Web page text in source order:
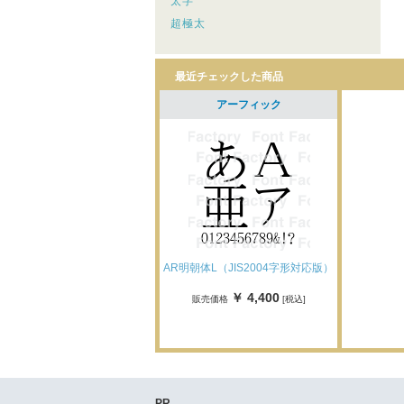
超極太
最近チェックした商品
アーフィック
AR明朝体L（JIS2004字形対応版）
販売価格 ￥ 4,400[税込]